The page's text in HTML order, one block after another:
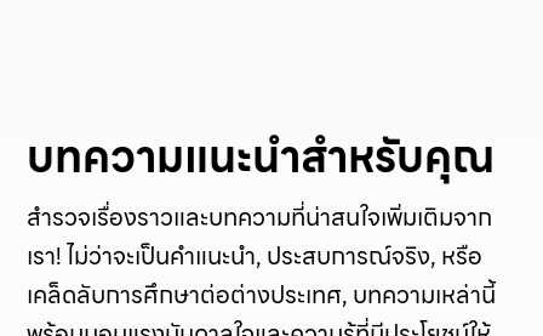
บทความแนะนำสำหรับคุณ
สำรวจเรื่องราวและบทความที่น่าสนใจเพิ่มเติมจาก
เรา! ไม่ว่าจะเป็นคำแนะนำ, ประสบการณ์จริง, หรือ
เคล็ดลับการศึกษาต่อต่างประเทศ, บทความเหล่านี้